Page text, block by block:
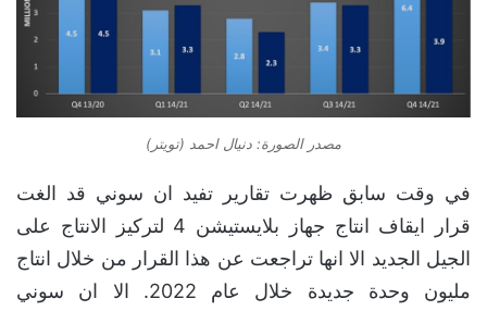
مصدر الصورة: دنيال احمد (تويتر)
في وقت سابق ظهرت تقارير تفيد ان سوني قد الغت
قرار ايقاف انتاج جهاز بلايستيشن 4 لتركيز الانتاج على
الجيل الجديد الا انها تراجعت عن هذا القرار من خلال انتاج
مليون وحدة جديدة خلال عام 2022. الا ان سوني